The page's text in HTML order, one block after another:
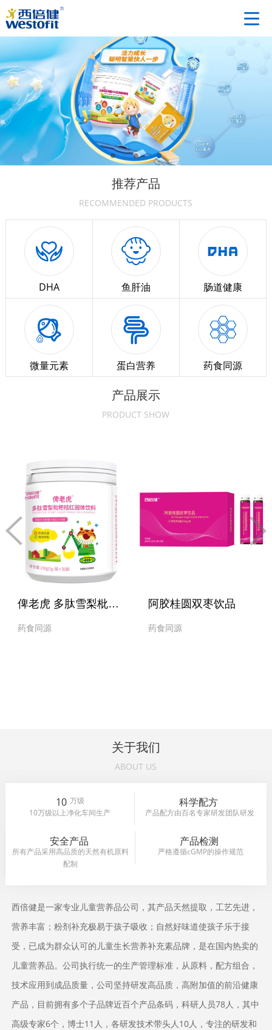
推荐产品
RECOMMENDED PRODUCTS
DHA 鱼肝油 肠道健康
微量元素 蛋白营养 药食同源
产品展示
PRODUCT SHOW
俾老虎 多肽雪梨枇杷桔红固体饮料
药食同源
阿胶桂圆双枣饮品
药食同源
关于我们
ABOUT US
10 万级
10万级以上净化车间生产
科学配方
产品配方由百名专家研发团队研发
安全产品
所有产品采用高品质的天然有机原料
配制
产品检测
严格遵循cGMP的操作规范
西倍健是一家专业儿童营养品公司，其产品天然提取，工艺先进，
营养丰富；粉剂补充极易于孩子吸收；自然好味道使孩子乐于接
受，已成为群众认可的儿童生长营养补充素品牌，是在国内热卖的
儿童营养品。公司执行统一的生产管理标准，从原料，配方组合，
技术应用到成品质量，公司坚持研发高品质，高附加值的前沿健康
产品，目前拥有多个子品牌近百个产品条码，科研人员78人，其中
高级专家6个，博士11人，各研发技术带头人10人，专注的研发和